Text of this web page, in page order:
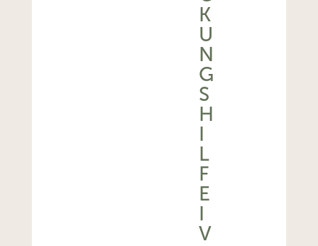
K
U
N
G
S
H
I
L
F
E
I
V